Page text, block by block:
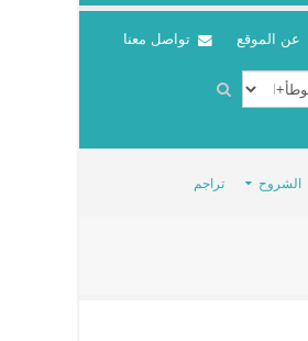
عن الموقع تواصل معنا
الشروح تراجم